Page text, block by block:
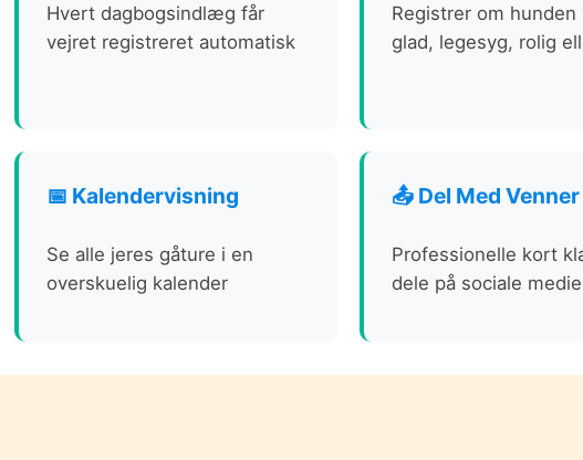
Hvert dagbogsindlæg får
vejret registreret automatisk
Registrer om hunden
glad, legesyg, rolig
📅 Kalendervisning
Se alle jeres gåture i en
overskuelig kalender
📤 Del Med Venner
Professionelle kort
dele på sociale